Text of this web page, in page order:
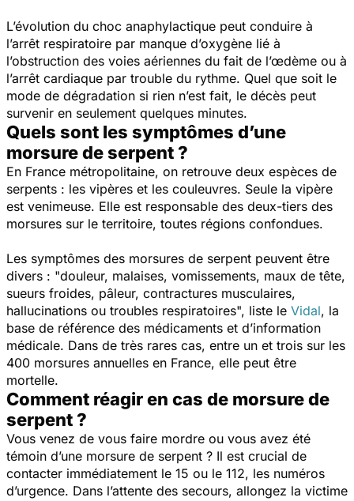
L’évolution du choc anaphylactique peut conduire à
l’arrêt respiratoire par manque d’oxygène lié à
l’obstruction des voies aériennes du fait de l’œdème ou à
l’arrêt cardiaque par trouble du rythme. Quel que soit le
mode de dégradation si rien n’est fait, le décès peut
survenir en seulement quelques minutes.
Quels sont les symptômes d’une
morsure de serpent ?
En France métropolitaine, on retrouve deux espèces de
serpents : les vipères et les couleuvres. Seule la vipère
est venimeuse. Elle est responsable des deux-tiers des
morsures sur le territoire, toutes régions confondues.
Les symptômes des morsures de serpent peuvent être
divers : "douleur, malaises, vomissements, maux de tête,
sueurs froides, pâleur, contractures musculaires,
hallucinations ou troubles respiratoires", liste le Vidal, la
base de référence des médicaments et d’information
médicale. Dans de très rares cas, entre un et trois sur les
400 morsures annuelles en France, elle peut être
mortelle.
Comment réagir en cas de morsure de
serpent ?
Vous venez de vous faire mordre ou vous avez été
témoin d’une morsure de serpent ? Il est crucial de
contacter immédiatement le 15 ou le 112, les numéros
d’urgence. Dans l’attente des secours, allongez la victime